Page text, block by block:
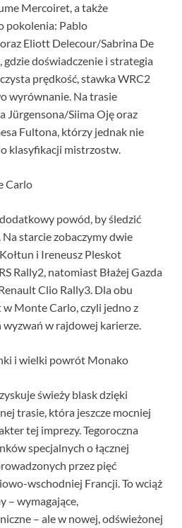
Mercoiret, a także
pokolenia: Pablo
Eliott Delecour/Sabrina De
doświadczenie i strategia
prędkość, stawka WRC2
wyrównanie. Na trasie
Jürgensona/Siima Oję oraz
Fultona, którzy jednak nie
klasyfikacji mistrzostw.
Carlo
powód, by śledzić
starcie zobaczymy dwie
i Ireneusz Pleskot
Rally2, natomiast Błażej Gazda
Clio Rally3. Dla obu
Monte Carlo, czyli jedno z
w rajdowej karierze.
i wielki powrót Monako
świeży blask dzięki
trasie, która jeszcze mocniej
tej imprezy. Tegoroczna
specjalnych o łącznej
przez pięć
wschodniej Francji. To wciąż
– wymagające,
– ale w nowej, odświeżonej